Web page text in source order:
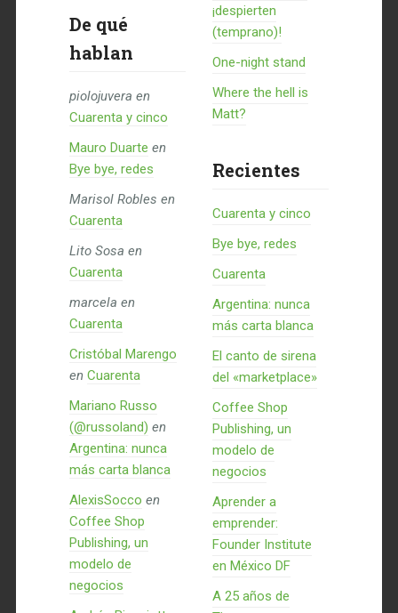
De qué
hablan
piolojuvera en
Cuarenta y cinco
Mauro Duarte en
Bye bye, redes
Marisol Robles en
Cuarenta
Lito Sosa en
Cuarenta
marcela en
Cuarenta
Cristóbal Marengo
en Cuarenta
Mariano Russo
(@russoland) en
Argentina: nunca
más carta blanca
AlexisSocco en
Coffee Shop
Publishing, un
modelo de
negocios
¡despierten
(temprano)!
One-night stand
Where the hell is
Matt?
Recientes
Cuarenta y cinco
Bye bye, redes
Cuarenta
Argentina: nunca
más carta blanca
El canto de sirena
del «marketplace»
Coffee Shop
Publishing, un
modelo de
negocios
Aprender a
emprender:
Founder Institute
en México DF
A 25 años de